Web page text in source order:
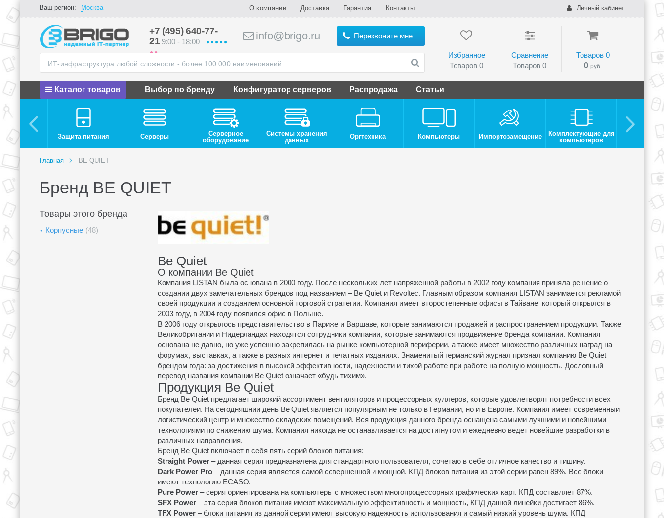
Ваш регион: Москва О компании Доставка Гарантия Контакты Личный кабинет
+7 (495) 640-77-
21 9:00 - 18:00 info@brigo.ru Перезвоните мне
Избранное
Товаров 0
Сравнение
Товаров 0
Товаров 0
0 руб.
Каталог товаров Выбор по бренду Конфигуратор серверов Распродажа Статьи
Защита питания Серверы
Серверное
оборудование
Системы хранения
данных
Оргтехника Компьютеры Импортозамещение
Комплектующие для
компьютеров
Главная BE QUIET
Бренд BE QUIET
Товары этого бренда
Корпусные (48)
Be Quiet
О компании Be Quiet
Компания LISTAN была основана в 2000 году. После нескольких лет напряженной работы в 2002 году компания приняла решение о
создании двух замечательных брендов под названием – Be Quiet и Revoltec. Главным образом компания LISTAN занимается рекламой
своей продукции и созданием основной торговой стратегии. Компания имеет второстепенные офисы в Тайване, который открылся в
2003 году, в 2004 году появился офис в Польше.
В 2006 году открылось представительство в Париже и Варшаве, которые занимаются продажей и распространением продукции. Также
Великобритании и Нидерландах находятся сотрудники компании, которые занимаются продвижение бренда компании. Компания
основана не давно, но уже успешно закрепилась на рынке компьютерной периферии, а также имеет множество различных наград на
форумах, выставках, а также в разных интернет и печатных изданиях. Знаменитый германский журнал признал компанию Be Quiet
брендом года: за достижения в высокой эффективности, надежности и тихой работе при работе на полную мощность. Дословный
перевод названия компании Be Quiet означает «будь тихим».
Продукция Be Quiet
Бренд Be Quiet предлагает широкий ассортимент вентиляторов и процессорных куллеров, которые удовлетворят потребности всех
покупателей. На сегодняшний день Be Quiet является популярным не только в Германии, но и в Европе. Компания имеет современный
логистический центр и множество складских помещений. Вся продукция данного бренда оснащена самыми лучшими и новейшими
технологиями по снижению шума. Компания никогда не останавливается на достигнутом и ежедневно ведет новейшие разработки в
различных направления.
Бренд Be Quiet включает в себя пять серий блоков питания:
Straight Power – данная серия предназначена для стандартного пользователя, сочетаю в себе отличное качество и тишину.
Dark Power Pro – данная серия является самой совершенной и мощной. КПД блоков питания из этой серии равен 89%. Все блоки
имеют технологию ECASO.
Pure Power – серия ориентирована на компьютеры с множеством многопроцессорных графических карт. КПД составляет 87%.
SFX Power – эта серия блоков питания имеют максимальную эффективность и мощность, КПД данной линейки достигает 86%.
TFX Power – блоки питания из данной серии имеют высокую надежность использования и самый низкий уровень шума. КПД